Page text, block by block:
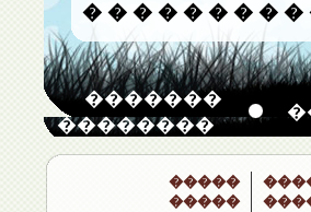
� � � � � � � � �
�������
��������
�����
�����